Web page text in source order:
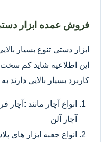
فروش عمده ابزار
ابزار دستی تنوع بسیار
این اطلاعیه شاید کم سخت
کاربرد بسیار بالایی دارند
انواع آچار مانند
آچار آلن
انواع جعبه ابزار های